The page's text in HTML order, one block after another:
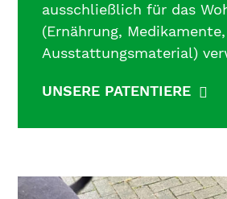
ausschließlich für das
(Ernährung, Medikamente,
Ausstattungsmaterial)
UNSERE PATENTIERE